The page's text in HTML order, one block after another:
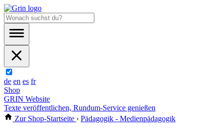
de en es fr
Shop
GRIN Website
Texte veröffentlichen, Rundum-Service genießen
Zur Shop-Startseite › Pädagogik - Medienpädagogik